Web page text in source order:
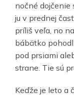
nočné dojčenie
ju v prednej
príliš veľa, no
bábätko
pod prsiami
strane. Tie sú
Keďže je leto a